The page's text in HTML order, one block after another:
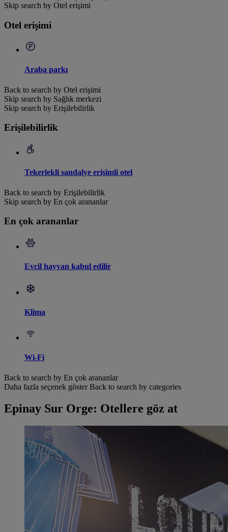
Skip search by Otel erişimi
Otel erişimi
Araba parkı
Back to search by Otel erişimi
Skip search by Sağlık merkezi
Skip search by Erişilebilirlik
Erişilebilirlik
Tekerlekli sandalye erişimli otel
Back to search by Erişilebilirlik
Skip search by En çok arananlar
En çok arananlar
Evcil hayvan kabul edilir
Klima
Wi-Fi
Back to search by En çok arananlar
Daha fazla seçenek göster Back to search by categories
Epinay Sur Orge: Otellere göz at